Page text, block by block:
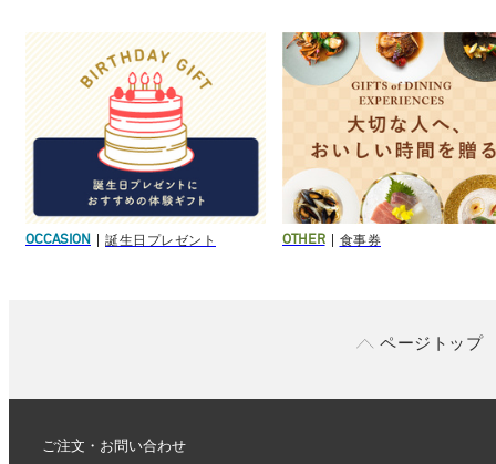
OCCASION 誕生日プレゼント OTHER 食事券
ページトップ
ご注文・お問い合わせ